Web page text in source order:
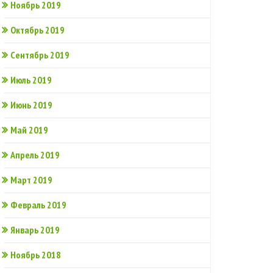
Ноябрь 2019
Октябрь 2019
Сентябрь 2019
Июль 2019
Июнь 2019
Май 2019
Апрель 2019
Март 2019
Февраль 2019
Январь 2019
Ноябрь 2018